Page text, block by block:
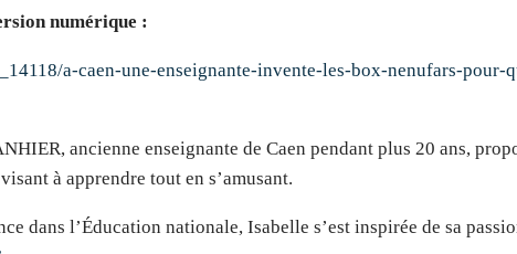
numérique :
a-caen-une-enseignante-invente-les-box-nenufars-pour-
ancienne enseignante de Caen pendant plus 20 ans,
à apprendre tout en s’amusant.
dans l’Éducation nationale, Isabelle s’est inspirée de sa